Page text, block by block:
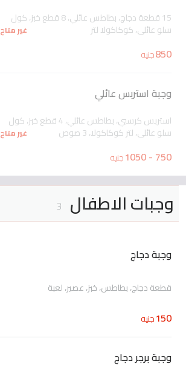
15 قطعة دجاج، بطاطس عائلي، 8 قطع خبز، كول
سلو عائلي، كوكاكولا لتر غير متاح
850جنيه
وجبة استربس عائلي
استربس كرسبي، بطاطس عائلي، 4 قطع خبز، كول
سلو عائلي، لتر كوكاكولا، 3 صوص غير متاح
750 - 1050 جنيه
وجبات الاطفال 3
وجبة دجاج
قطعة دجاج، بطاطس، خبز، عصير، لعبة
150جنيه
وجبة برجر دجاج